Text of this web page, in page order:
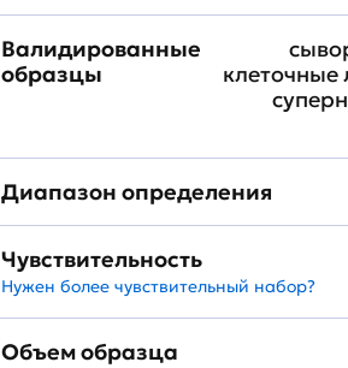
Валидированные
образцы
клеточные
Диапазон определения
Чувствительность
Нужен более чувствительный набор?
Объем образца